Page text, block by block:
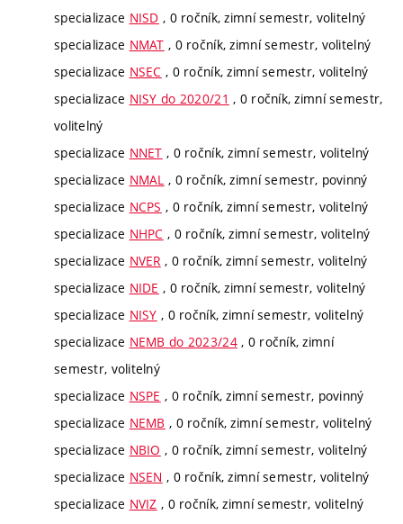
specializace NISD , 0 ročník, zimní semestr, volitelný
specializace NMAT , 0 ročník, zimní semestr, volitelný
specializace NSEC , 0 ročník, zimní semestr, volitelný
specializace NISY do 2020/21 , 0 ročník, zimní semestr,
volitelný
specializace NNET , 0 ročník, zimní semestr, volitelný
specializace NMAL , 0 ročník, zimní semestr, povinný
specializace NCPS , 0 ročník, zimní semestr, volitelný
specializace NHPC , 0 ročník, zimní semestr, volitelný
specializace NVER , 0 ročník, zimní semestr, volitelný
specializace NIDE , 0 ročník, zimní semestr, volitelný
specializace NISY , 0 ročník, zimní semestr, volitelný
specializace NEMB do 2023/24, 0 ročník, zimní
semestr, volitelný
specializace NSPE , 0 ročník, zimní semestr, povinný
specializace NEMB , 0 ročník, zimní semestr, volitelný
specializace NBIO , 0 ročník, zimní semestr, volitelný
specializace NSEN , 0 ročník, zimní semestr, volitelný
specializace NVIZ , 0 ročník, zimní semestr, volitelný